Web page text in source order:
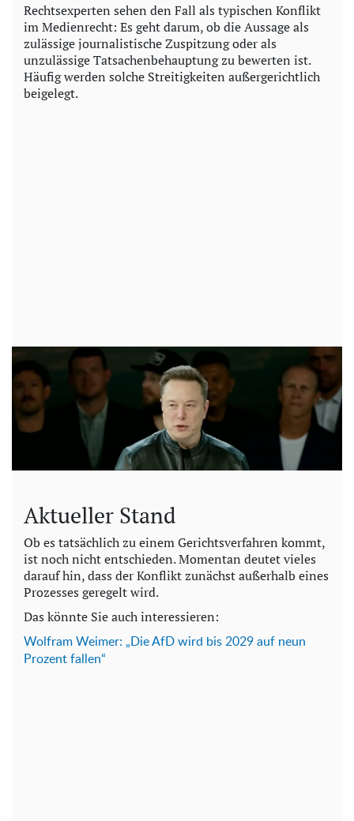
Rechtsexperten sehen den Fall als typischen Konflikt
im Medienrecht: Es geht darum, ob die Aussage als
zulässige journalistische Zuspitzung oder als
unzulässige Tatsachenbehauptung zu bewerten ist.
Häufig werden solche Streitigkeiten außergerichtlich
beigelegt.
Aktueller Stand
Ob es tatsächlich zu einem Gerichtsverfahren kommt,
ist noch nicht entschieden. Momentan deutet vieles
darauf hin, dass der Konflikt zunächst außerhalb eines
Prozesses geregelt wird.
Das könnte Sie auch interessieren:
Wolfram Weimer: „Die AfD wird bis 2029 auf neun
Prozent fallen“